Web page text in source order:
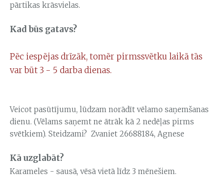
pārtikas krāsvielas.
Kad būs gatavs?
Pēc iespējas drīzāk, tomēr pirmssvētku laikā tās
var būt 3 - 5 darba dienas.
Veicot pasūtījumu, lūdzam norādīt vēlamo saņemšanas
dienu. (Vēlams saņemt ne ātrāk kā 2 nedēļas pirms
svētkiem). Steidzami? Zvaniet 26688184, Agnese
Kā uzglabāt?
Karameles - sausā, vēsā vietā līdz 3 mēnešiem.